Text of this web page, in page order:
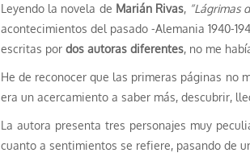
Leyendo la novela de Marián Rivas, “Lágrimas
acontecimientos del pasado -Alemania 1940-
escritas por dos autoras diferentes, no me
He de reconocer que las primeras páginas no
era un acercamiento a saber más, descubrir,
La autora presenta tres personajes muy
cuanto a sentimientos se refiere, pasando de